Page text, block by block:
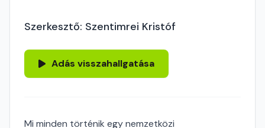
Szerkesztő: Szentimrei Kristóf
Adás visszahallgatása
Mi minden történik egy nemzetközi